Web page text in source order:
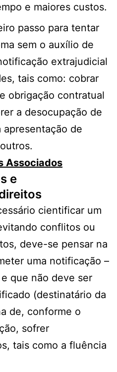
e maiores custos.
passo para tentar
sem o auxílio de
extrajudicial
tais como: cobrar
obrigação contratual
a desocupação de
de
Associados
e
cientificar um
conflitos ou
deve-se pensar na
uma notificação –
que não deve ser
(destinatário da
de, conforme o
sofrer
tais como a fluência